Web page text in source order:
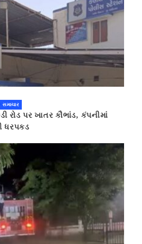
સમાચાર
રોડ પર ખાતર કૌભાંડ, કંપનીમાં
ધરપકડ